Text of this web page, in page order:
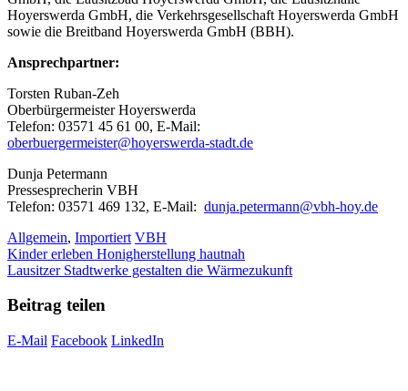
Hoyerswerda GmbH, die Verkehrsgesellschaft Hoyerswerda GmbH
sowie die Breitband Hoyerswerda GmbH (BBH).
Ansprechpartner:
Torsten Ruban-Zeh
Oberbürgermeister Hoyerswerda
Telefon: 03571 45 61 00, E-Mail:
oberbuergermeister@hoyerswerda-stadt.de
Dunja Petermann
Pressesprecherin VBH
Telefon: 03571 469 132, E-Mail: dunja.petermann@vbh-hoy.de
Kategorien
Allgemein, Importiert Schlagwörter
VBH
Kinder erleben Honigherstellung hautnah
Lausitzer Stadtwerke gestalten die Wärmezukunft
Beitrag teilen
E-Mail Facebook LinkedIn